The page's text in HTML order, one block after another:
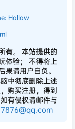
Hollow
有。 本站提供的
体验； 不得将上
请用户自负。
中彻底删除上述
购买注册，得到
有侵权请邮件与